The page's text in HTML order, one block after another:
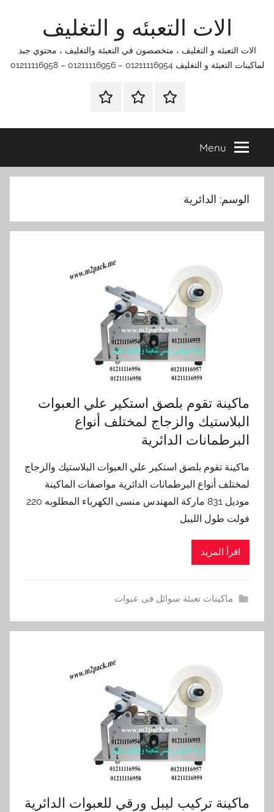
الات التعبئه و التغليف
الات التعبئه و التغليف ، متخصصون في التعبئة والتغليف ، محتوي جبد
لماكينات التعبئة و التغليف 01211116954 – 01211116956 – 01211116958
الرئيسيةاتصل
اتـصـل
في
التي
Menu
الوسم: الدائرية
ماكينة تقوم بلصق استكير علي العبوات
البلاستيك والزجاج لمختلف أنواع
البرطمانات الدائرية
ماكينة تقوم بلصق استكير علي العبوات البلاستيك والزجاج
لمختلف أنواع البرطمانات الدائرية مواصفات الماكينة
موديل 831 ماركة المهندس منسى الكهرباء المطلوبه 220
فولت طول الليبل
اقرأ المزيد
ماكينات تعبئة سوائل فى عبوات
ماكينة تركيب ليبل ورقي للعبوات الدائرية